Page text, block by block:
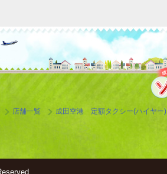
店舗一覧
成田空港 定額タクシー(ハイヤー)